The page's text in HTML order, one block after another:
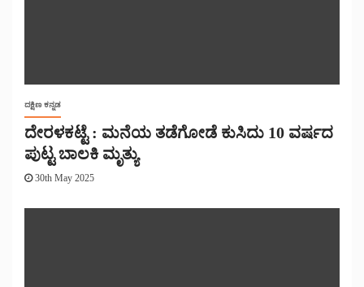
ದಕ್ಷಿಣ ಕನ್ನಡ
ದೇರಳಕಟ್ಟೆ : ಮನೆಯ ತಡೆಗೋಡೆ ಕುಸಿದು 10 ವರ್ಷದ
ಪುಟ್ಟ ಬಾಲಕಿ ಮೃತ್ಯು
30th May 2025